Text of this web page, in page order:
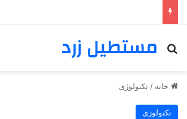
مستطیل زرد
خانه / تکنولوژی
تکنولوژی